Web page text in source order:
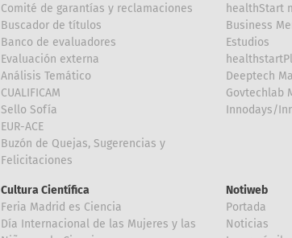
Comité de garantías y reclamaciones
Buscador de títulos
Banco de evaluadores
Evaluación externa
Análisis Temático
CUALIFICAM
Sello Sofía
EUR-ACE
Buzón de Quejas, Sugerencias y
Felicitaciones
healthStart
Business
Estudios
Deeptech
Govtechlab
Innodays/
Cultura Científica
Feria Madrid es Ciencia
Día Internacional de las Mujeres y las
Notiweb
Portada
Noticias